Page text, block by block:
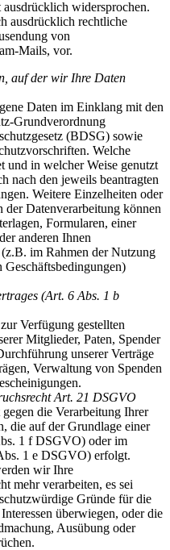
widersprochen.
ausdrücklich rechtliche
von
Mails, vor.
auf der wir Ihre Daten
Daten im Einklang mit den
Grundverordnung
(BDSG) sowie
Welche
und in welcher Weise genutzt
nach den jeweils beantragten
Weitere Einzelheiten oder
Datenverarbeitung können
Formularen, einer
anderen Ihnen
im Rahmen der Nutzung
Geschäftsbedingungen)
(Art. 6 Abs. 1 b
Verfügung gestellten
Mitglieder, Paten, Spender
unserer Verträge
Verwaltung von Spenden
Art. 21 DSGVO
die Verarbeitung Ihrer
die auf der Grundlage einer
1 f DSGVO) oder im
1 e DSGVO) erfolgt.
wir Ihre
mehr verarbeiten, es sei
Gründe für die
überwiegen, oder die
Ausübung oder